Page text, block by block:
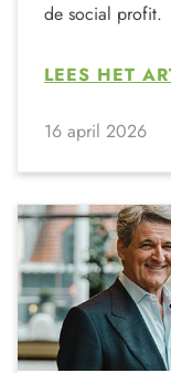
de social profit.
LEES HET
16 april 2026